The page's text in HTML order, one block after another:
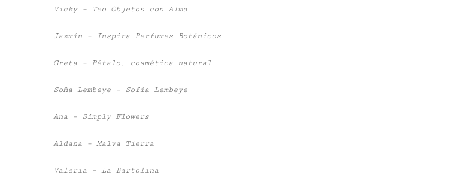
Vicky – Teo Objetos con Alma
Jazmín – Inspira Perfumes Botánicos
Greta – Pétalo, cosmética natural
Sofia Lembeye – Sofía Lembeye
Ana – Simply Flowers
Aldana – Malva Tierra
Valeria – La Bartolina